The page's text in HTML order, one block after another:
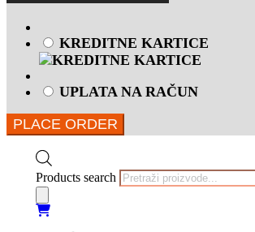
KREDITNE KARTICE
UPLATA NA RAČUN
PLACE ORDER
Products search